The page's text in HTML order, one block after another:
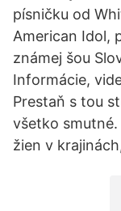
písničku od
American Idol,
známej šou
Informácie,
Prestaň s tou
všetko
žien v